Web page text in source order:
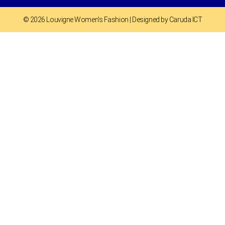
© 2026 Louvigne Women's Fashion | Designed by Caruda ICT